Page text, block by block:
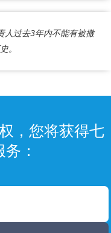
人过去3年内不能有被撤
。
，您将获得七
：